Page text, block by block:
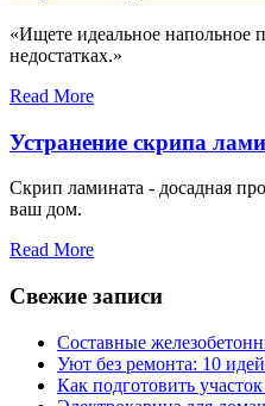
«Ищете идеальное напольное
недостатках.»
Read More
Устранение скрипа
Скрип ламината - досадная
ваш дом.
Read More
Свежие записи
Составные
Уют без ремонта: 10
Как подготовить